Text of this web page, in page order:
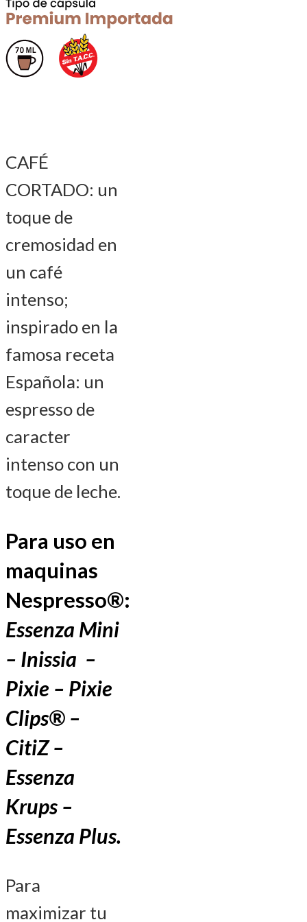
CAFÉ
CORTADO: un
toque de
cremosidad en
un café
intenso;
inspirado en la
famosa receta
Española: un
espresso de
caracter
intenso con un
toque de leche.
Para uso en
maquinas
Nespresso®:
Essenza Mini
– Inissia –
Pixie – Pixie
Clips® –
CitiZ –
Essenza
Krups –
Essenza Plus.
Para
maximizar tu